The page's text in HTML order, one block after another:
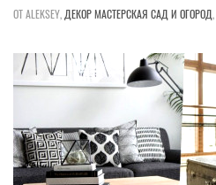
ОТ ALEKSEY, ДЕКОРМАСТЕРСКАЯ САД И ОГОРОД,